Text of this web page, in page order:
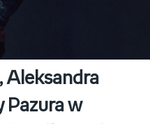
Aleksandra
Pazura w